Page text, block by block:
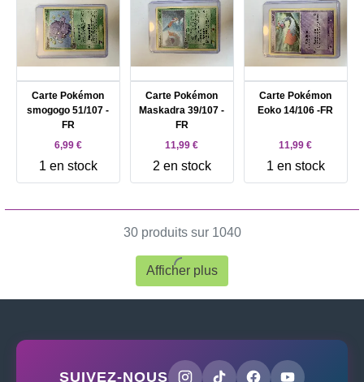
Carte Pokémon
smogogo 51/107 -
FR
6,99 €
1 en stock
Carte Pokémon
Maskadra 39/107 -
FR
11,99 €
2 en stock
Carte Pokémon
Eoko 14/106 -FR
11,99 €
1 en stock
30 produits sur 1040
Afficher plus
SUIVEZ-NOUS